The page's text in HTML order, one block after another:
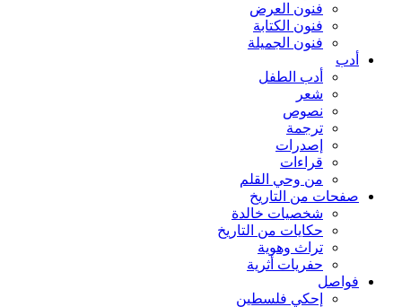
فنون العرض
فنون الكتابة
فنون الجميلة
أدب
أدب الطفل
شعر
نصوص
ترجمة
إصدرات
قراءات
من وحي القلم
صفحات من التاريخ
شخصيات خالدة
حكايات من التاريخ
تراث وهوية
حفريات أثرية
فواصل
إحكي فلسطين